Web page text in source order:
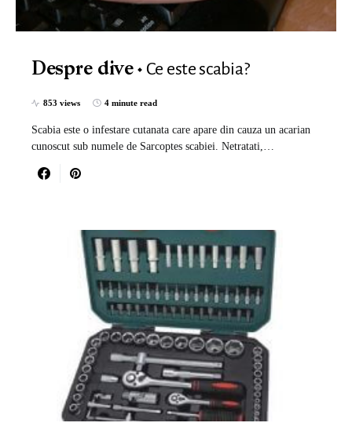
Despre dive Ce este scabia?
853 views 4 minute read
Scabia este o infestare cutanata care apare din cauza un acarian
cunoscut sub numele de Sarcoptes scabiei. Netratati,…